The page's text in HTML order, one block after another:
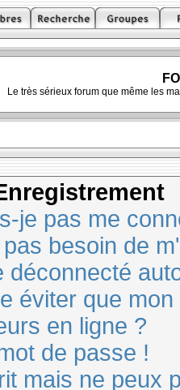
Le très sérieux forum que même les
je pas me
besoin de
déconnecté
éviter que
en ligne ?
de passe !
mais ne peux